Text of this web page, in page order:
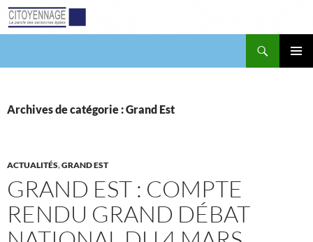
Aller
au
Archives de catégorie : Grand Est
ACTUALITÉS,GRAND EST
GRAND EST : COMPTE
RENDU GRAND DÉBAT